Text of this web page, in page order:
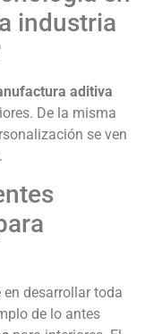
industria
aditiva
De la misma
se ven
desarrollar toda
de lo antes